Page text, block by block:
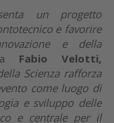
un progetto
e favorire
e della
Fabio Velotti,
Scienza rafforza
come luogo di
e sviluppo delle
e centrale per il